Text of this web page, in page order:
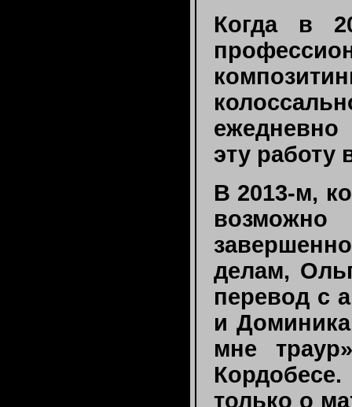
Когда в
ежедневно
эту работу
В 2013-м,
делам,
перевод с
и
мне
только о